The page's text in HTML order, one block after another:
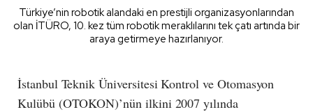
Türkiye’nin robotik alandaki en prestijli organizasyonlarından
olan İTÜRO, 10. kez tüm robotik meraklılarını tek çatı artında bir
araya getirmeye hazırlanıyor.
İstanbul Teknik Üniversitesi Kontrol ve Otomasyon
Kulübü (OTOKON)’nün ilkini 2007 yılında